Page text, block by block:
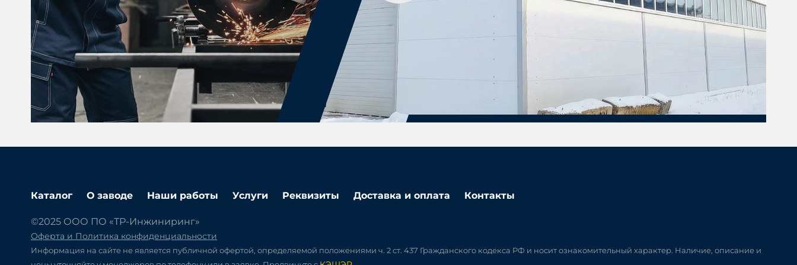
Каталог О заводе Наши работы Услуги Реквизиты Доставка и оплата Контакты
©2025 ООО ПО «ТР-Инжиниринг»
Оферта и Политика конфиденциальности
Информация на сайте не является публичной офертой, определяемой положениями ч. 2 ст. 437 Гражданского кодекса РФ и носит ознакомительный характер. Наличие, описание и